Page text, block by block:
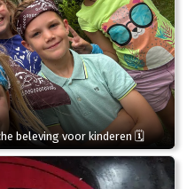
beleving voor kinderen 🗓